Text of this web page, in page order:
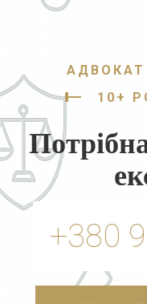
10+
+380